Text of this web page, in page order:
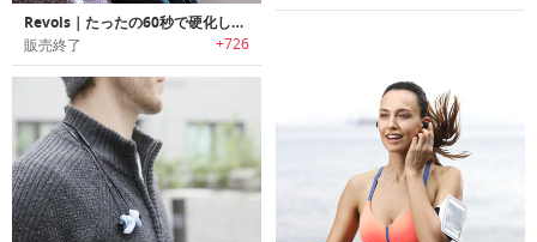
Revols｜たったの60秒で硬化し耳にジャストフィットするワイヤレスイヤホン「レボルズ」
販売終了 +726